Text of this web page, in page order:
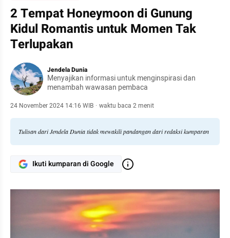
2 Tempat Honeymoon di Gunung
Kidul Romantis untuk Momen Tak
Terlupakan
Jendela Dunia
Menyajikan informasi untuk menginspirasi dan
menambah wawasan pembaca
24 November 2024 14:16 WIB · waktu baca 2 menit
Tulisan dari Jendela Dunia tidak mewakili pandangan dari redaksi kumparan
Ikuti kumparan di Google